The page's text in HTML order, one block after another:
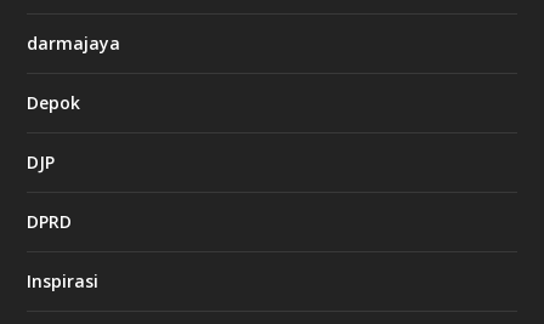
darmajaya
Depok
DJP
DPRD
Inspirasi